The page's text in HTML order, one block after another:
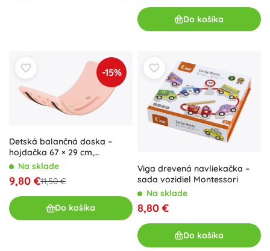
Do košíka
-15%
Detská balančná doska –
hojdačka 67 × 29 cm,
protišmyková, ružová
Na sklade
9,80 €11,50 €
Do košíka
Viga drevená navliekačka –
sada vozidiel Montessori
Na sklade
8,80 €
Do košíka